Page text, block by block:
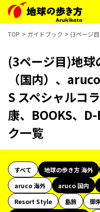
TOP ガイドブック (3ページ
(3ページ目)地球
（国内）、
S スペシャルコ
康、BOOKS、
ク一覧
すべて 地球の歩き方 海外
aruco 海外
aruco 国内
Resort Style
島旅 御